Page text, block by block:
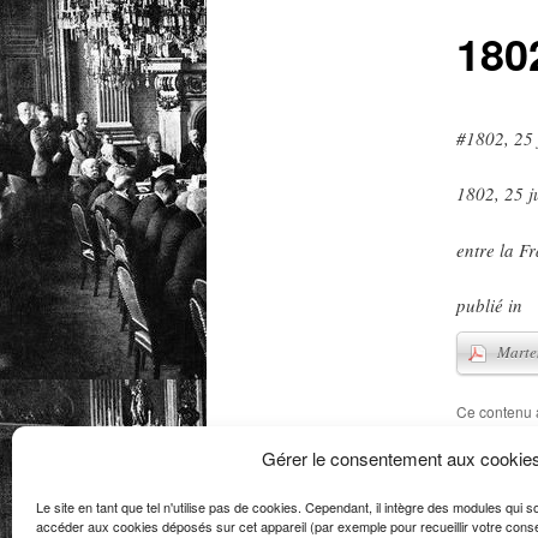
Gérer le consentement aux
Le site en tant que tel n'utilise pas de cookies. Cependant, il intègre des modules qui
accéder aux cookies déposés sur cet appareil (par exemple pour recueillir votre
#1802,
1802, 25
entre la
publié in
Ce contenu